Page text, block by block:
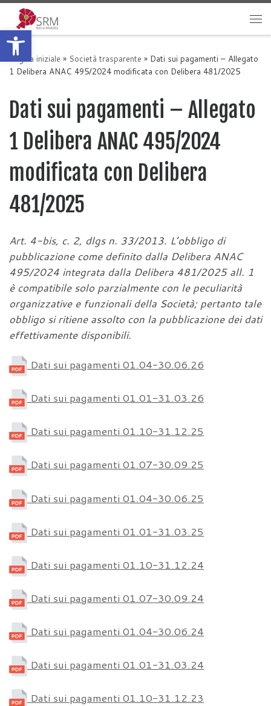
Apri la barra degli strumenti
Passa al contenuto
Pagina iniziale » Società trasparente » Dati sui pagamenti – Allegato
1 Delibera ANAC 495/2024 modificata con Delibera 481/2025
Dati sui pagamenti – Allegato
1 Delibera ANAC 495/2024
modificata con Delibera
481/2025
Art. 4-bis, c. 2, dlgs n. 33/2013. L’obbligo di
pubblicazione come definito dalla Delibera ANAC
495/2024 integrata dalla Delibera 481/2025 all. 1
è compatibile solo parzialmente con le peculiarità
organizzative e funzionali della Società; pertanto tale
obbligo si ritiene assolto con la pubblicazione dei dati
effettivamente disponibili.
Dati sui pagamenti 01.04-30.06.26
Dati sui pagamenti 01.01-31.03.26
Dati sui pagamenti 01.10-31.12.25
Dati sui pagamenti 01.07-30.09.25
Dati sui pagamenti 01.04-30.06.25
Dati sui pagamenti 01.01-31.03.25
Dati sui pagamenti 01.10-31.12.24
Dati sui pagamenti 01.07-30.09.24
Dati sui pagamenti 01.04-30.06.24
Dati sui pagamenti 01.01-31.03.24
Dati sui pagamenti 01.10-31.12.23